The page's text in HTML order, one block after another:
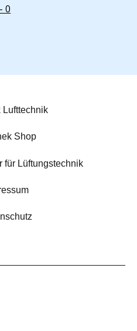
0
Lufttechnik
Shop
für Lüftungstechnik